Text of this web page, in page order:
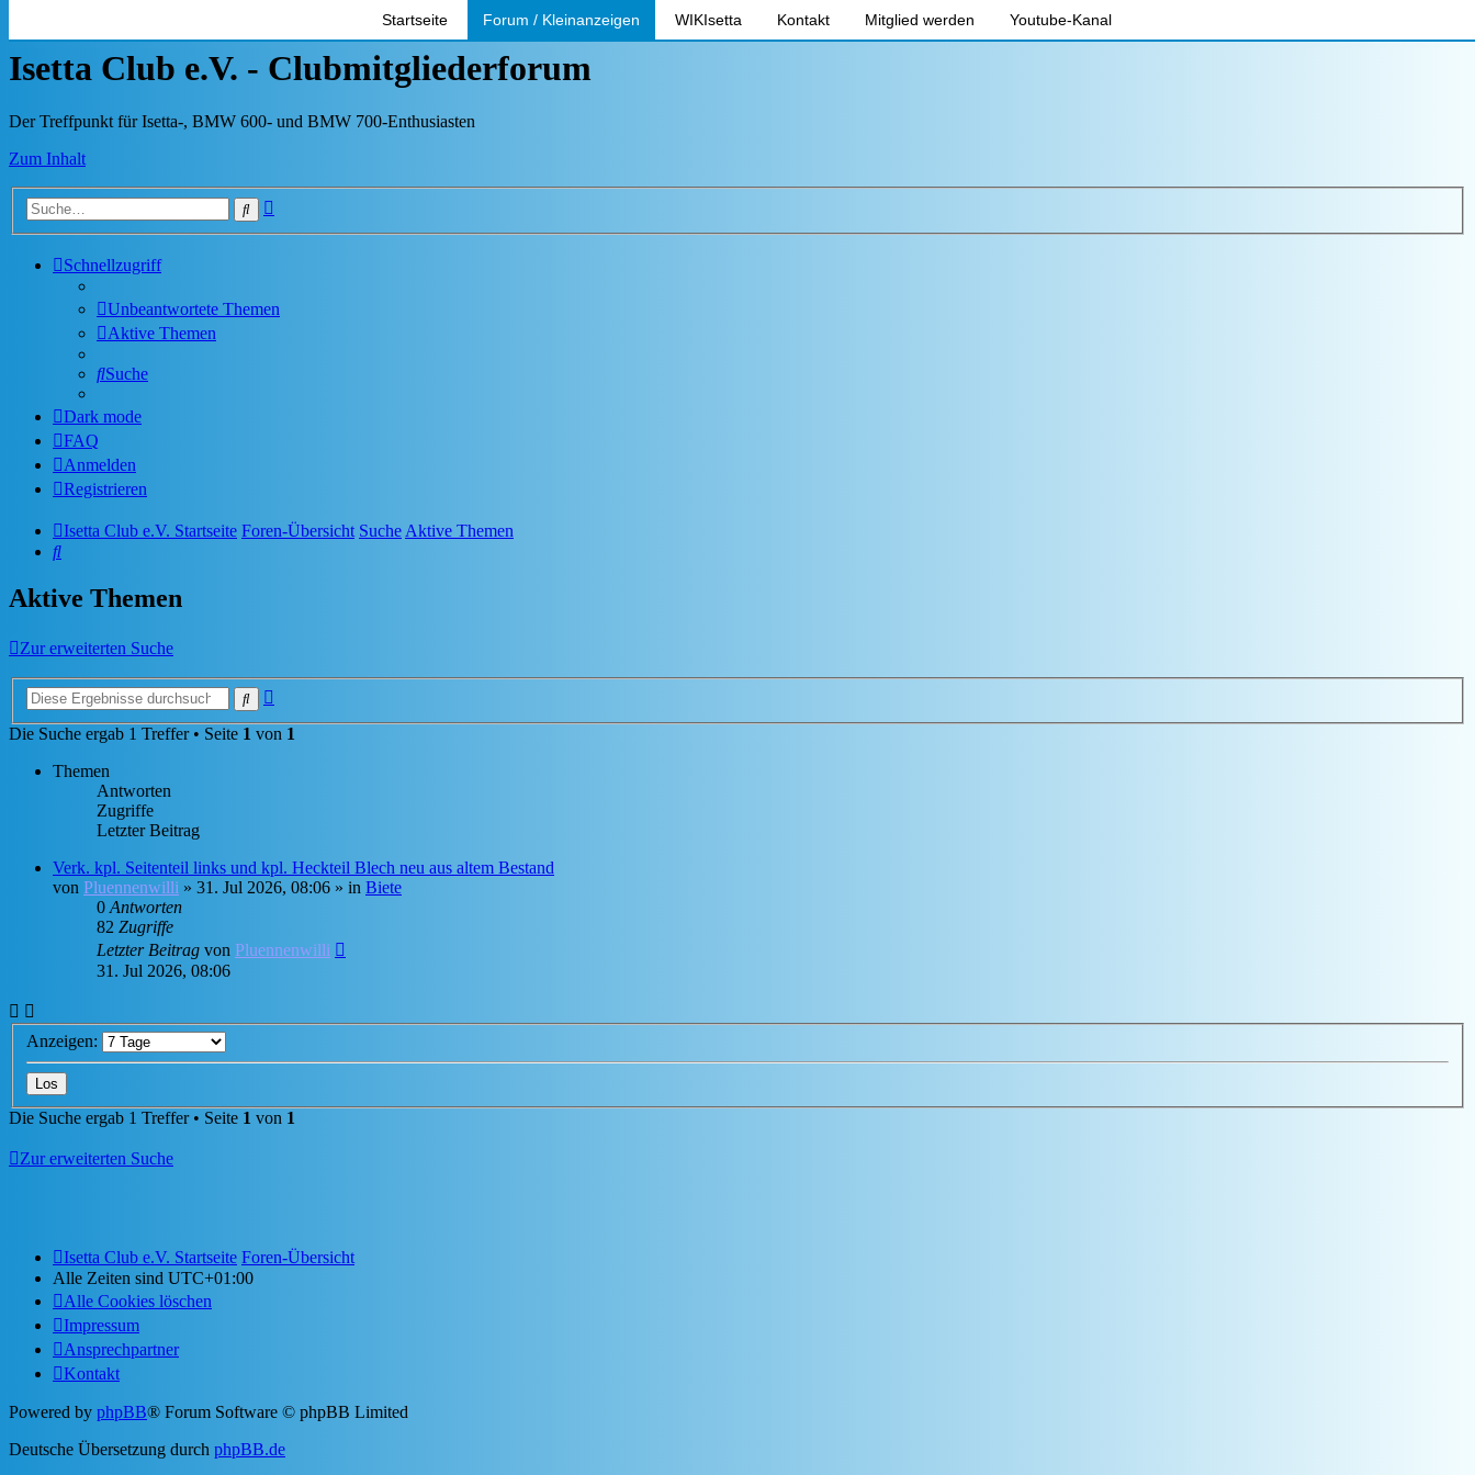
Startseite Forum / Kleinanzeigen WIKIsetta Kontakt Mitglied werden Youtube-Kanal
Isetta Club e.V. - Clubmitgliederforum
Der Treffpunkt für Isetta-, BMW 600- und BMW 700-Enthusiasten
Zum Inhalt
Suche
Schnellzugriff
Unbeantwortete Themen
Aktive Themen
Suche
Dark mode
FAQ
Anmelden
Registrieren
Isetta Club e.V. Startseite Foren-Übersicht Suche Aktive Themen
Suche
Aktive Themen
Zur erweiterten Suche
Suche
Die Suche ergab 1 Treffer • Seite 1 von 1
Themen
Antworten
Zugriffe
Letzter Beitrag
Verk. kpl. Seitenteil links und kpl. Heckteil Blech neu aus altem Bestand
von Pluennenwilli » 31. Jul 2026, 08:06 » in Biete
0Antworten
82 Zugriffe
Letzter Beitrag von Pluennenwilli
31. Jul 2026, 08:06
Anzeigen:
Die Suche ergab 1 Treffer • Seite 1 von 1
Zur erweiterten Suche
Isetta Club e.V. Startseite Foren-Übersicht
Alle Zeiten sind UTC+01:00
Alle Cookies löschen
Impressum
Ansprechpartner
Kontakt
Powered by phpBB® Forum Software © phpBB Limited
Deutsche Übersetzung durch phpBB.de